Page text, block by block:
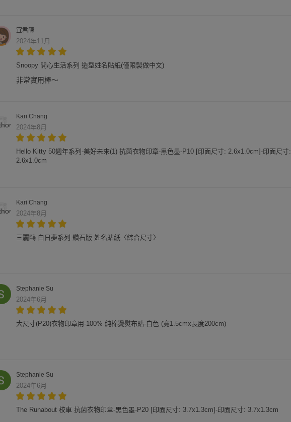
宜君陳
2024年11月
Snoopy 開心生活系列 造型姓名貼紙(僅限製做中文)
非常實用棒～
Kari Chang
2024年8月
Hello Kitty 50週年系列-美好未來(1) 抗菌衣物印章-黑色墨-P10 [印面尺寸: 2.6x1.0cm]-印面尺寸:
2.6x1.0cm
Kari Chang
2024年8月
三麗鷗 白日夢系列 鑽石版 姓名貼紙〈綜合尺寸〉
Stephanie Su
2024年6月
大尺寸(P20)衣物印章用-100% 純棉燙熨布貼-白色 (寬1.5cmx長度200cm)
Stephanie Su
2024年6月
The Runabout 校車 抗菌衣物印章-黑色墨-P20 [印面尺寸: 3.7x1.3cm]-印面尺寸: 3.7x1.3cm